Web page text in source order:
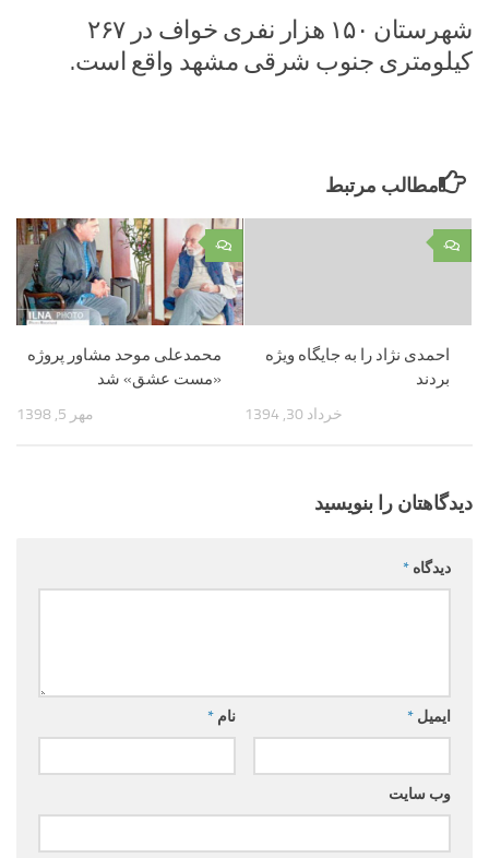
شهرستان ۱۵۰ هزار نفری خواف در ۲۶۷
کیلومتری جنوب شرقی مشهد واقع است.
مطالب مرتبط
۰
محمدعلی موحد مشاور پروژه
«مست عشق» شد
مهر 5, 1398
۰
احمدی نژاد را به جایگاه ویژه
بردند
خرداد 30, 1394
دیدگاهتان را بنویسید
دیدگاه *
نام * ایمیل *
وب‌ سایت